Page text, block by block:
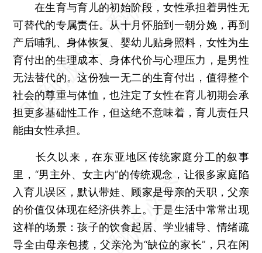
在生育与育儿的初始阶段，女性承担着男性无
可替代的专属责任。从十月怀胎到一朝分娩，再到
产后哺乳、身体恢复、婴幼儿贴身照料，女性为生
育付出的生理成本、身体代价与心理压力，是男性
无法替代的。这份独一无二的生育付出，值得整个
社会的尊重与体恤，也注定了女性在育儿初期会承
担更多基础性工作，但这绝不意味着，育儿责任只
能由女性承担。
长久以来，在东亚地区传统家庭分工的叙事
里，“男主外、女主内”的传统观念，让很多家庭陷
入育儿误区，默认带娃、顾家是母亲的天职，父亲
的价值仅体现在经济供养上。于是生活中常常出现
这样的场景：孩子的饮食起居、学业辅导、情绪疏
导全由母亲包揽，父亲沦为“缺位的家长”，只在闲